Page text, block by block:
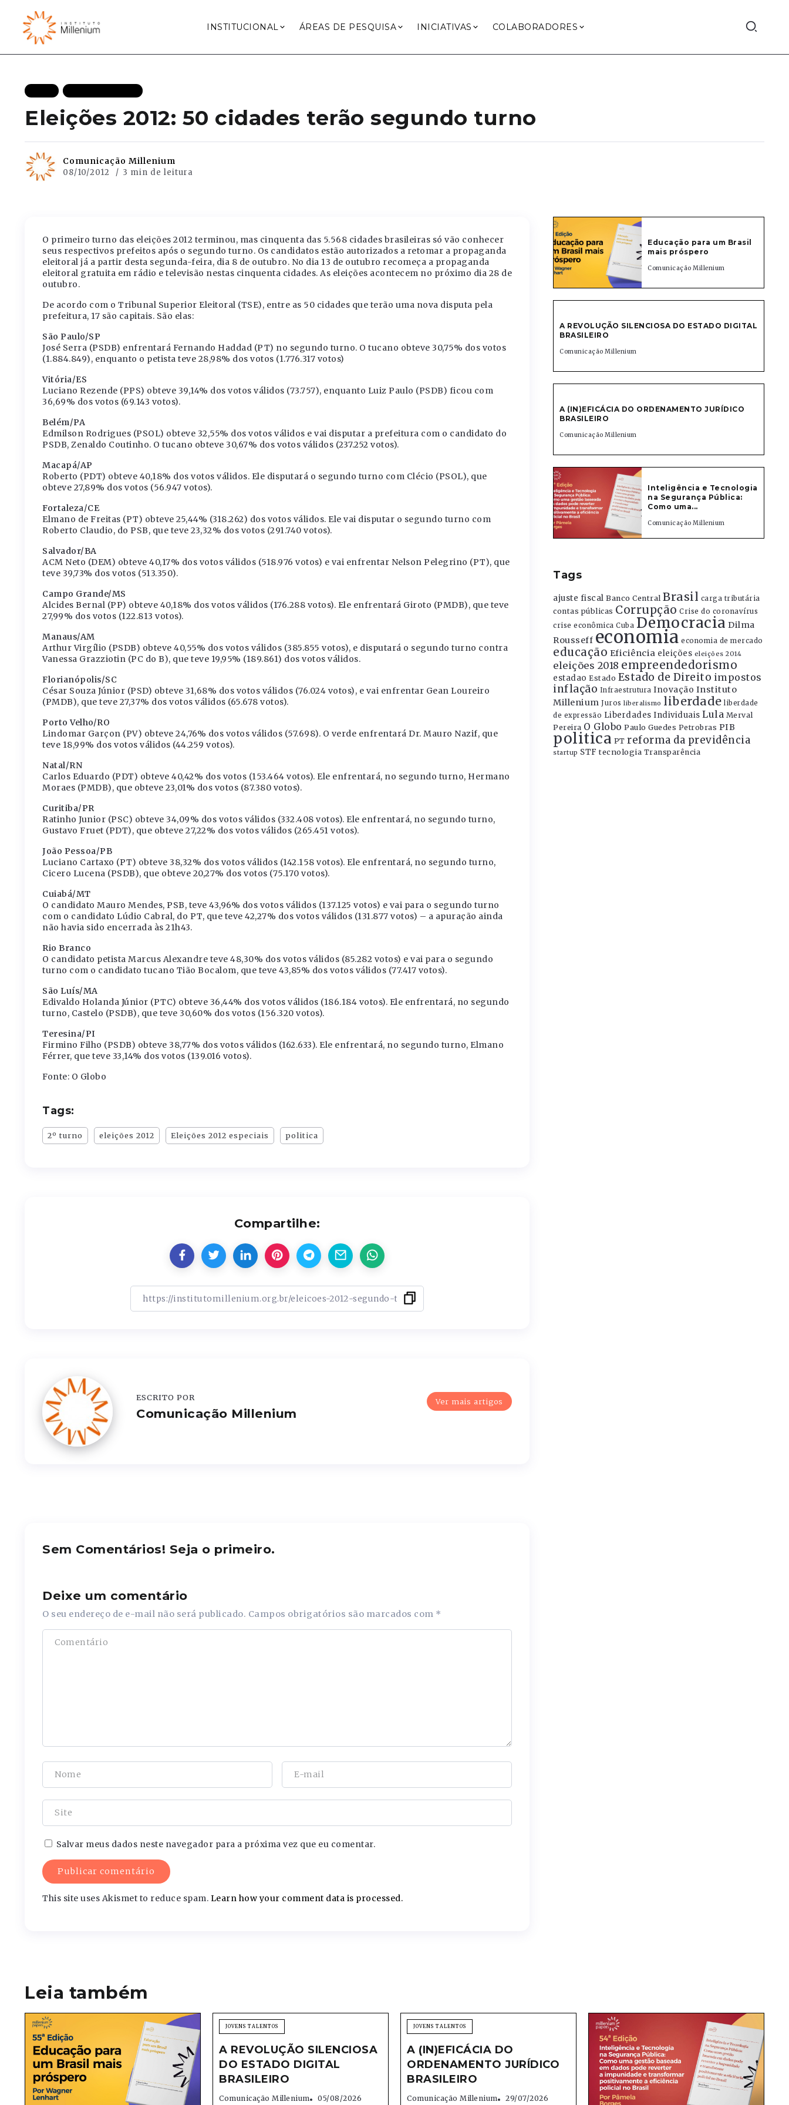
INSTITUCIONAL ÁREAS DE PESQUISA INICIATIVAS COLABORADORES
Eleições 2012: 50 cidades terão segundo turno
Comunicação Millenium
08/10/2012 3 min de leitura
O primeiro turno das eleições 2012 terminou, mas cinquenta das 5.568 cidades brasileiras só vão conhecer
seus respectivos prefeitos após o segundo turno. Os candidatos estão autorizados a retomar a propaganda
eleitoral já a partir desta segunda-feira, dia 8 de outubro. No dia 13 de outubro recomeça a propaganda
eleitoral gratuita em rádio e televisão nestas cinquenta cidades. As eleições acontecem no próximo dia 28 de
outubro.
De acordo com o Tribunal Superior Eleitoral (TSE), entre as 50 cidades que terão uma nova disputa pela
prefeitura, 17 são capitais. São elas:
São Paulo/SP
José Serra (PSDB) enfrentará Fernando Haddad (PT) no segundo turno. O tucano obteve 30,75% dos votos
(1.884.849), enquanto o petista teve 28,98% dos votos (1.776.317 votos)
Vitória/ES
Luciano Rezende (PPS) obteve 39,14% dos votos válidos (73.757), enquanto Luiz Paulo (PSDB) ficou com
36,69% dos votos (69.143 votos).
Belém/PA
Edmilson Rodrigues (PSOL) obteve 32,55% dos votos válidos e vai disputar a prefeitura com o candidato do
PSDB, Zenaldo Coutinho. O tucano obteve 30,67% dos votos válidos (237.252 votos).
Macapá/AP
Roberto (PDT) obteve 40,18% dos votos válidos. Ele disputará o segundo turno com Clécio (PSOL), que
obteve 27,89% dos votos (56.947 votos).
Fortaleza/CE
Elmano de Freitas (PT) obteve 25,44% (318.262) dos votos válidos. Ele vai disputar o segundo turno com
Roberto Claudio, do PSB, que teve 23,32% dos votos (291.740 votos).
Salvador/BA
ACM Neto (DEM) obteve 40,17% dos votos válidos (518.976 votos) e vai enfrentar Nelson Pelegrino (PT), que
teve 39,73% dos votos (513.350).
Campo Grande/MS
Alcides Bernal (PP) obteve 40,18% dos votos válidos (176.288 votos). Ele enfrentará Giroto (PMDB), que teve
27,99% dos votos (122.813 votos).
Manaus/AM
Arthur Virgílio (PSDB) obteve 40,55% dos votos válidos (385.855 votos), e disputará o segundo turno contra
Vanessa Grazziotin (PC do B), que teve 19,95% (189.861) dos votos válidos.
Florianópolis/SC
César Souza Júnior (PSD) obteve 31,68% dos votos válidos (76.024 votos), e vai enfrentar Gean Loureiro
(PMDB), que teve 27,37% dos votos válidos (65.678 votos).
Porto Velho/RO
Lindomar Garçon (PV) obteve 24,76% dos votos válidos (57.698). O verde enfrentará Dr. Mauro Nazif, que
teve 18,99% dos votos válidos (44.259 votos).
Natal/RN
Carlos Eduardo (PDT) obteve 40,42% dos votos (153.464 votos). Ele enfrentará, no segundo turno, Hermano
Moraes (PMDB), que obteve 23,01% dos votos (87.380 votos).
Curitiba/PR
Ratinho Junior (PSC) obteve 34,09% dos votos válidos (332.408 votos). Ele enfrentará, no segundo turno,
Gustavo Fruet (PDT), que obteve 27,22% dos votos válidos (265.451 votos).
João Pessoa/PB
Luciano Cartaxo (PT) obteve 38,32% dos votos válidos (142.158 votos). Ele enfrentará, no segundo turno,
Cicero Lucena (PSDB), que obteve 20,27% dos votos (75.170 votos).
Cuiabá/MT
O candidato Mauro Mendes, PSB, teve 43,96% dos votos válidos (137.125 votos) e vai para o segundo turno
com o candidato Lúdio Cabral, do PT, que teve 42,27% dos votos válidos (131.877 votos) – a apuração ainda
não havia sido encerrada às 21h43.
Rio Branco
O candidato petista Marcus Alexandre teve 48,30% dos votos válidos (85.282 votos) e vai para o segundo
turno com o candidato tucano Tião Bocalom, que teve 43,85% dos votos válidos (77.417 votos).
São Luís/MA
Edivaldo Holanda Júnior (PTC) obteve 36,44% dos votos válidos (186.184 votos). Ele enfrentará, no segundo
turno, Castelo (PSDB), que teve 30,60% dos votos (156.320 votos).
Teresina/PI
Firmino Filho (PSDB) obteve 38,77% dos votos válidos (162.633). Ele enfrentará, no segundo turno, Elmano
Férrer, que teve 33,14% dos votos (139.016 votos).
Fonte: O Globo
Tags:
2º turno eleições 2012 Eleições 2012 especiais politica
Compartilhe:
Ver mais artigos
ESCRITO POR
Comunicação Millenium
Sem Comentários! Seja o primeiro.
Deixe um comentário
O seu endereço de e-mail não será publicado. Campos obrigatórios são marcados com *
Salvar meus dados neste navegador para a próxima vez que eu comentar.
This site uses Akismet to reduce spam. Learn how your comment data is processed.
Educação para um Brasil
mais próspero
Comunicação Millenium
A REVOLUÇÃO SILENCIOSA DO ESTADO DIGITAL
BRASILEIRO
Comunicação Millenium
A (IN)EFICÁCIA DO ORDENAMENTO JURÍDICO
BRASILEIRO
Comunicação Millenium
Inteligência e Tecnologia
na Segurança Pública:
Como uma...
Comunicação Millenium
Tags
ajuste fiscal Banco Central Brasil carga tributária
contas públicas Corrupção Crise do coronavírus
crise econômica Cuba Democracia Dilma
Rousseff economia economia de mercado
educação Eficiência eleições eleições 2014
eleições 2018 empreendedorismo
estadao Estado Estado de Direito impostos
inflação Infraestrutura Inovação Instituto
Millenium Juros liberalismo liberdade liberdade
de expressão Liberdades Individuais Lula Merval
Pereira O Globo Paulo Guedes Petrobras PIB
politica PT reforma da previdência
startup STF tecnologia Transparência
Leia também
JOVENS TALENTOS
A REVOLUÇÃO SILENCIOSA
DO ESTADO DIGITAL
BRASILEIRO
Comunicação Millenium 05/08/2026
JOVENS TALENTOS
A (IN)EFICÁCIA DO
ORDENAMENTO JURÍDICO
BRASILEIRO
Comunicação Millenium 29/07/2026